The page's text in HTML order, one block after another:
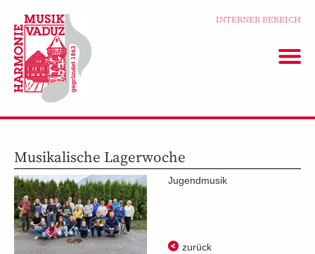
INTERNER BEREICH
Musikalische Lagerwoche
Jugendmusik
zurück